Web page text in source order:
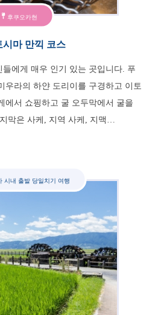
후쿠오카현
마 만끽 코스
에게 매우 인기 있는 곳입니다. 푸
우라의 하얀 도리이를 구경하고 이토
에서 쇼핑하고 굴 오두막에서 굴을
막은 사케, 지역 사케, 지맥…
시내 출발 당일치기 여행